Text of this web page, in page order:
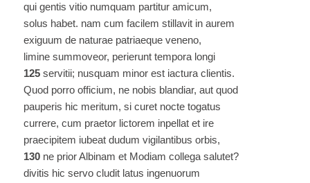
qui gentis vitio numquam partitur amicum,
solus habet. nam cum facilem stillavit in aurem
exiguum de naturae patriaeque veneno,
limine summoveor, perierunt tempora longi
125servitii; nusquam minor est iactura clientis.
Quod porro officium, ne nobis blandiar, aut quod
pauperis hic meritum, si curet nocte togatus
currere, cum praetor lictorem inpellat et ire
praecipitem iubeat dudum vigilantibus orbis,
130ne prior Albinam et Modiam collega salutet?
divitis hic servo cludit latus ingenuorum